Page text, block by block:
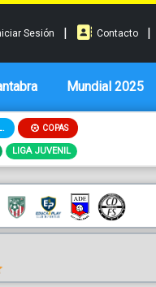
Sesión | Contacto |
Mundial 2025
COPAS
LIGA JUVENIL